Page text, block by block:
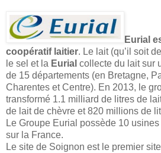
Eurial
coopératif laitier. Le lait (qu’il soit
le sel et la Eurial collecte du lait sur
de 15 départements (en Bretagne,
Charentes et Centre). En 2013, le
transformé 1.1 milliard de litres de
de lait de chèvre et 820 millions de
Le Groupe Eurial possède 10
sur la France.
Le site de Soignon est le premier